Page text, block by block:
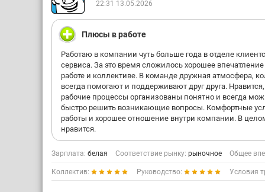
22:31 13.05.2026
Плюсы в работе
Работаю в компании чуть больше года в отделе
сервиса. За это время сложилось хорошее впечатление
работе и коллективе. В команде дружная атмосфера,
всегда помогают и поддерживают друг друга. Нравится,
рабочие процессы организованы понятно и всегда
быстро решить возникающие вопросы. Комфортные
работы и хорошее отношение внутри компании. В
нравится.
Зарплата: белая Соответствие рынку: рыночное Общее
Коллектив: Руководство: Условия